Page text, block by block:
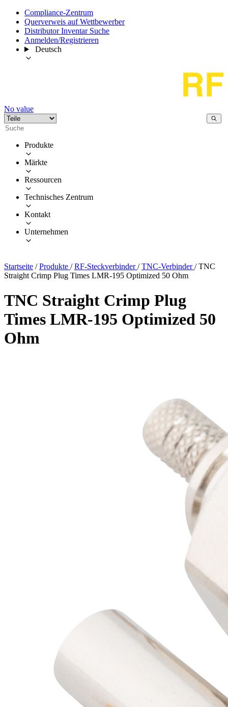
Compliance-Zentrum
Querverweis auf Wettbewerber
Distributor Inventar Suche
Anmelden/Registrieren
Deutsch
No value
Produkte
Märkte
Ressourcen
Technisches Zentrum
Kontakt
Unternehmen
Startseite / Produkte / RF-Steckverbinder/ TNC-Verbinder/ TNC
Straight Crimp Plug Times LMR-195 Optimized 50 Ohm
TNC Straight Crimp Plug
Times LMR-195 Optimized 50
Ohm